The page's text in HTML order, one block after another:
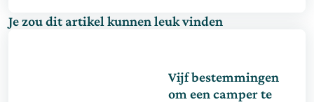
Je zou dit artikel kunnen leuk vinden
Vijf bestemmingen
om een camper te